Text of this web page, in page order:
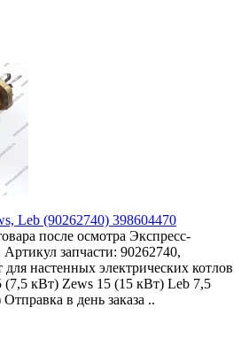
Leb (90262740) 398604470
после осмотра Экспресс-
запчасти: 90262740,
настенных электрических котлов
(7,5 кВт) Zews 15 (15 кВт) Leb 7,5
в день заказа ..